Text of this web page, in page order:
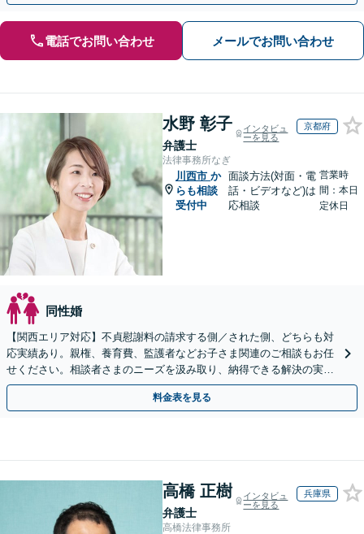
電話でお問い合わせ メールでお問い合わせ
水野 彰子
弁護士
インタビュ
ーを見る
京都府
法律事務所なぎ
川西市 か
らも相談
受付中
面談方法(対面・電
話・ビデオなど)は
応相談
営業時
間：本日
定休日
同性婚
【関西エリア対応】不貞慰謝料の請求する側／された側、どちらも対
応実績あり。親権、養育費、監護者などお子さま関連のご相談もお任
せください。相談者さまのニーズを汲み取り、納得できる解決の実現
を目指します【Web面談可】【初回相談無料】
料金表を見る
高橋 正樹
弁護士
インタビュ
ーを見る
兵庫県
高橋法律事務所